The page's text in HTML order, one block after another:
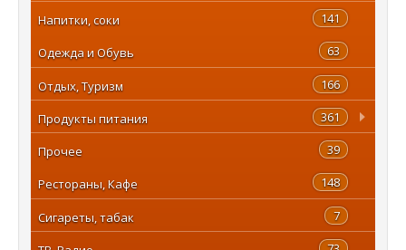
141
Напитки, соки
63
Одежда и Обувь
166
Отдых, Туризм
361
Продукты питания
39
Прочее
148
Рестораны, Кафе
7
Сигареты, табак